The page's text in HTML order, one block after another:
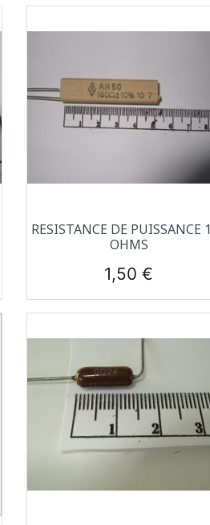
Aperçu rapide
RESISTANCE DE PUISSANCE
OHMS
Prix
1,50 €